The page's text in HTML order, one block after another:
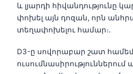
և լյարդի հիվանդությունը
փոխել այն դոզան, որն
տեղափոխելու համար։.
D3-ը սովորաբար շատ
ուսումնասիրություններում